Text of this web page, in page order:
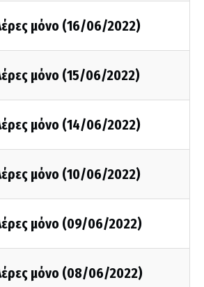
μόνο (16/06/2022)
μόνο (15/06/2022)
μόνο (14/06/2022)
μόνο (10/06/2022)
μόνο (09/06/2022)
μόνο (08/06/2022)